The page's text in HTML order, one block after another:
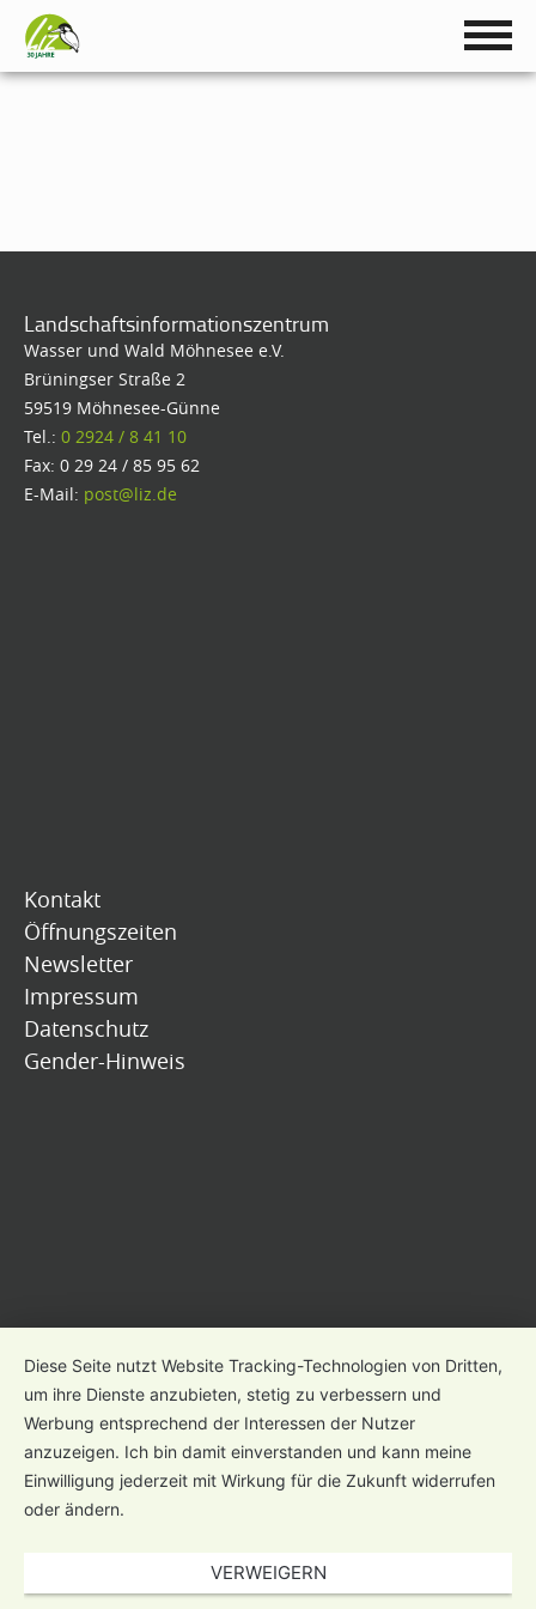
Landschaftsinformationszentrum
Wasser und Wald Möhnesee e.V.
Brüningser Straße 2
59519 Möhnesee-Günne
Tel.: 0 2924 / 8 41 10
Fax: 0 29 24 / 85 95 62
E-Mail: post@liz.de
Kontakt
Öffnungszeiten
Newsletter
Impressum
Datenschutz
Gender-Hinweis
Diese Seite nutzt Website Tracking-Technologien von Dritten,
um ihre Dienste anzubieten, stetig zu verbessern und
Werbung entsprechend der Interessen der Nutzer
anzuzeigen. Ich bin damit einverstanden und kann meine
Einwilligung jederzeit mit Wirkung für die Zukunft widerrufen
oder ändern.
VERWEIGERN